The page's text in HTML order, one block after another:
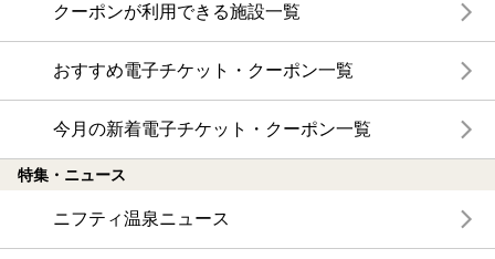
クーポンが利用できる施設一覧
おすすめ電子チケット・クーポン一覧
今月の新着電子チケット・クーポン一覧
特集・ニュース
ニフティ温泉ニュース